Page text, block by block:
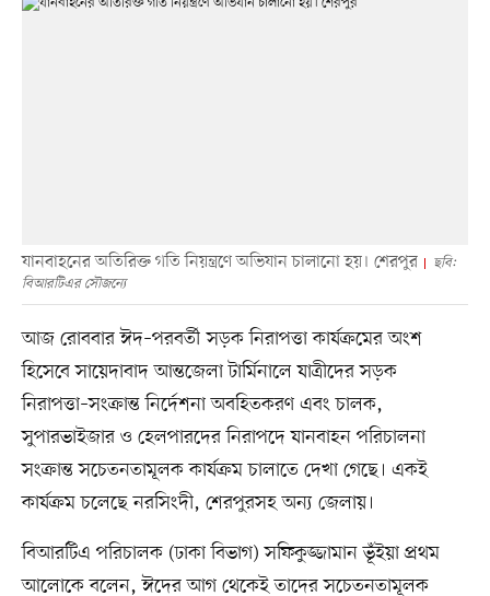
যানবাহনের অতিরিক্ত গতি নিয়ন্ত্রণে অভিযান চালানো হয়। শেরপুর
ছবি:
বিআরটিএর সৌজন্যে
আজ রোববার ঈদ–পরবর্তী সড়ক নিরাপত্তা কার্যক্রমের অংশ
হিসেবে সায়েদাবাদ আন্তজেলা টার্মিনালে যাত্রীদের সড়ক
নিরাপত্তা–সংক্রান্ত নির্দেশনা অবহিতকরণ এবং চালক,
সুপারভাইজার ও হেলপারদের নিরাপদে যানবাহন পরিচালনা
সংক্রান্ত সচেতনতামূলক কার্যক্রম চালাতে দেখা গেছে। একই
কার্যক্রম চলেছে নরসিংদী, শেরপুরসহ অন্য জেলায়।
বিআরটিএ পরিচালক (ঢাকা বিভাগ) সফিকুজ্জামান ভূঁইয়া প্রথম
আলোকে বলেন, ঈদের আগ থেকেই তাদের সচেতনতামূলক